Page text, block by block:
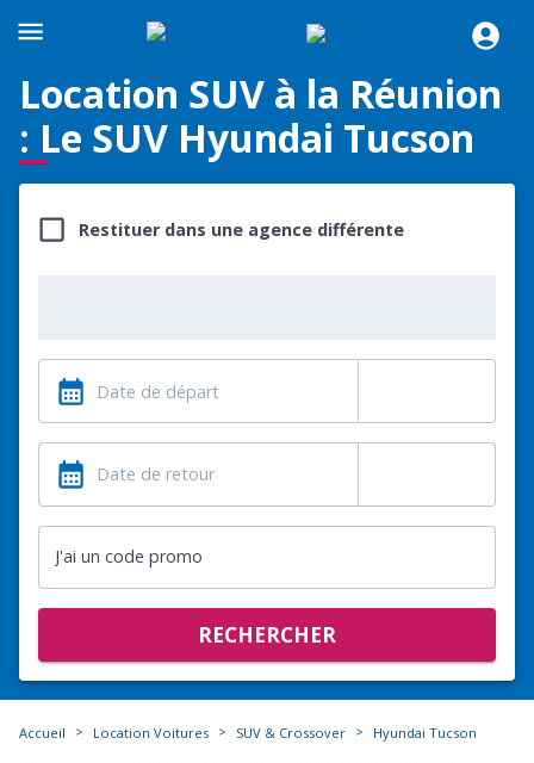
Location SUV à la Réunion
: Le SUV Hyundai Tucson
Restituer dans une agence différente
J'ai un code promo
RECHERCHER
Accueil > Location Voitures > SUV & Crossover > Hyundai Tucson